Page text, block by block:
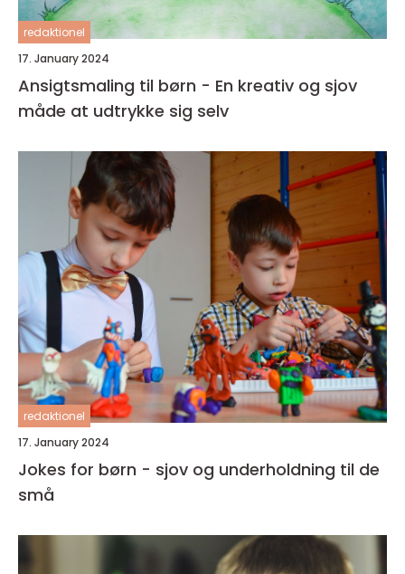
redaktionel
17. January 2024
Ansigtsmaling til børn - En kreativ og sjov
måde at udtrykke sig selv
redaktionel
17. January 2024
Jokes for børn - sjov og underholdning til de
små